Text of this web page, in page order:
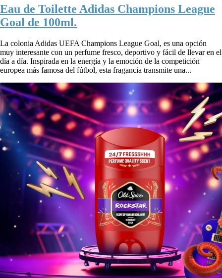
Eau de Toilette Adidas Champions League
Goal de 100ml.
La colonia Adidas UEFA Champions League Goal, es una opción
muy interesante con un perfume fresco, deportivo y fácil de llevar en el
día a día. Inspirada en la energía y la emoción de la competición
europea más famosa del fútbol, esta fragancia transmite una...